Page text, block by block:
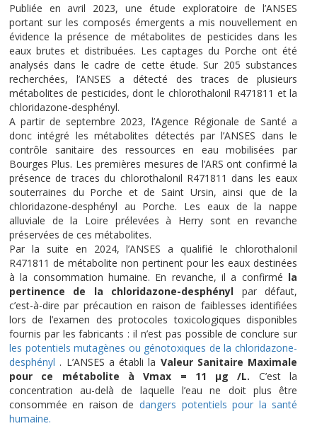
Publiée en avril 2023, une étude exploratoire de l’ANSES
portant sur les composés émergents a mis nouvellement en
évidence la présence de métabolites de pesticides dans les
eaux brutes et distribuées. Les captages du Porche ont été
analysés dans le cadre de cette étude. Sur 205 substances
recherchées, l’ANSES a détecté des traces de plusieurs
métabolites de pesticides, dont le chlorothalonil R471811 et la
chloridazone-desphényl.
A partir de septembre 2023, l’Agence Régionale de Santé a
donc intégré les métabolites détectés par l’ANSES dans le
contrôle sanitaire des ressources en eau mobilisées par
Bourges Plus. Les premières mesures de l’ARS ont confirmé la
présence de traces du chlorothalonil R471811 dans les eaux
souterraines du Porche et de Saint Ursin, ainsi que de la
chloridazone-desphényl au Porche. Les eaux de la nappe
alluviale de la Loire prélevées à Herry sont en revanche
préservées de ces métabolites.
Par la suite en 2024, l’ANSES a qualifié le chlorothalonil
R471811 de métabolite non pertinent pour les eaux destinées
à la consommation humaine. En revanche, il a confirmé la
pertinence de la chloridazone-desphényl par défaut,
c’est-à-dire par précaution en raison de faiblesses identifiées
lors de l’examen des protocoles toxicologiques disponibles
fournis par les fabricants : il n’est pas possible de conclure sur
les potentiels mutagènes ou génotoxiques de la chloridazone-
desphényl . L’ANSES a établi la Valeur Sanitaire Maximale
pour ce métabolite à Vmax = 11 µg /L. C’est la
concentration au-delà de laquelle l’eau ne doit plus être
consommée en raison de dangers potentiels pour la santé
humaine.